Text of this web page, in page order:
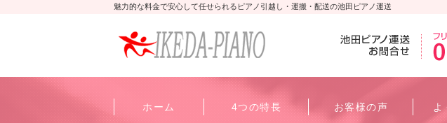
魅力的な料金で安心して任せられるピアノ引越し・運搬・配送の池田ピアノ運送
ホーム 4つの特長 お客様の声 よ